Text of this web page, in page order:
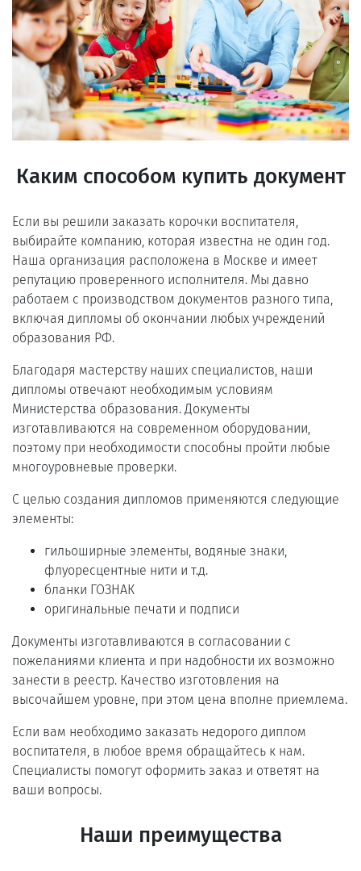
Каким способом купить документ
Если вы решили заказать корочки воспитателя,
выбирайте компанию, которая известна не один год.
Наша организация расположена в Москве и имеет
репутацию проверенного исполнителя. Мы давно
работаем с производством документов разного типа,
включая дипломы об окончании любых учреждений
образования РФ.
Благодаря мастерству наших специалистов, наши
дипломы отвечают необходимым условиям
Министерства образования. Документы
изготавливаются на современном оборудовании,
поэтому при необходимости способны пройти любые
многоуровневые проверки.
С целью создания дипломов применяются следующие
элементы:
гильоширные элементы, водяные знаки,
флуоресцентные нити и т.д.
бланки ГОЗНАК
оригинальные печати и подписи
Документы изготавливаются в согласовании с
пожеланиями клиента и при надобности их возможно
занести в реестр. Качество изготовления на
высочайшем уровне, при этом цена вполне приемлема.
Если вам необходимо заказать недорого диплом
воспитателя, в любое время обращайтесь к нам.
Специалисты помогут оформить заказ и ответят на
ваши вопросы.
Наши преимущества